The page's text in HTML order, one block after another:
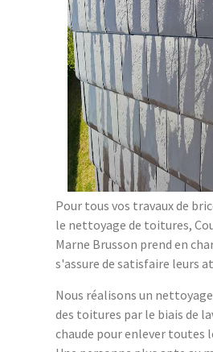
Pour tous vos travaux de
le nettoyage de toitures,
Marne Brusson prend en
s'assure de satisfaire leurs
Nous réalisons un
des toitures par le biais de
chaude pour enlever toutes